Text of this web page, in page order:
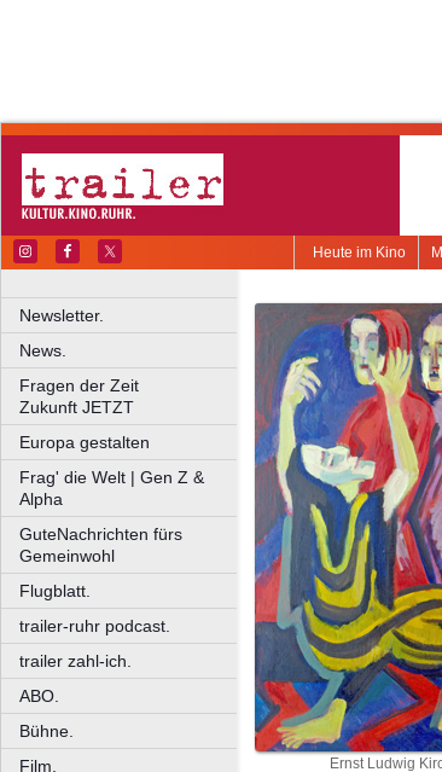
Heute im Kino
Newsletter.
News.
Fragen der Zeit
Zukunft JETZT
Europa gestalten
Frag' die Welt | Gen Z &
Alpha
GuteNachrichten fürs
Gemeinwohl
Flugblatt.
trailer-ruhr podcast.
trailer zahl-ich.
ABO.
Bühne.
Film.
Ernst Ludwig